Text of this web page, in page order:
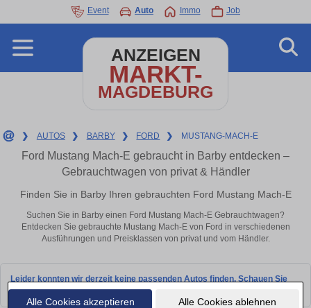
Alle Cookies akzeptieren Alle Cookies ablehnen
Event Auto Immo Job
ANZEIGEN
MARKT-
MAGDEBURG
❯ AUTOS ❯ BARBY ❯ FORD ❯ MUSTANG-MACH-E
Ford Mustang Mach-E gebraucht in Barby entdecken –
Gebrauchtwagen von privat & Händler
Finden Sie in Barby Ihren gebrauchten Ford Mustang Mach-E
Suchen Sie in Barby einen Ford Mustang Mach-E Gebrauchtwagen?
Entdecken Sie gebrauchte Mustang Mach-E von Ford in verschiedenen
Ausführungen und Preisklassen von privat und vom Händler.
Leider konnten wir derzeit keine passenden Autos finden. Schauen Sie
bald wieder vorbei!